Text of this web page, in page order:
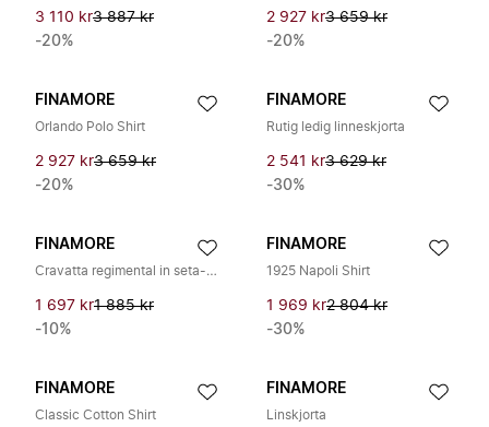
3 110 kr3 887 kr
-20%
2 927 kr3 659 kr
-20%
FINAMORE
Orlando Polo Shirt
2 927 kr3 659 kr
-20%
FINAMORE
Rutig ledig linneskjorta
2 541 kr3 629 kr
-30%
FINAMORE
Cravatta regimental in seta-cotone
1 697 kr1 885 kr
-10%
FINAMORE
1925 Napoli Shirt
1 969 kr2 804 kr
-30%
FINAMORE
Classic Cotton Shirt
FINAMORE
Linskjorta